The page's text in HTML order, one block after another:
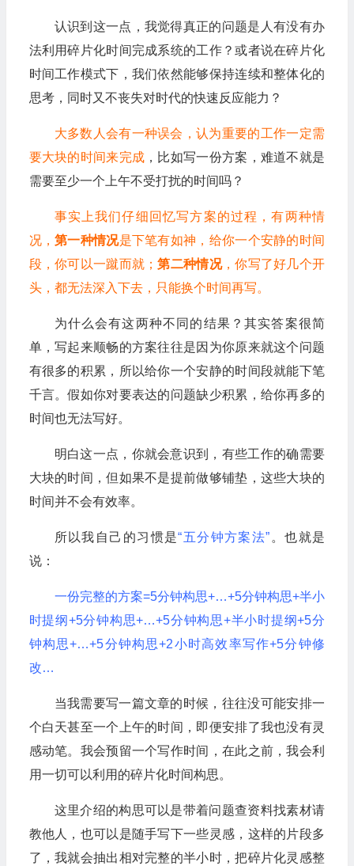
认识到这一点，我觉得真正的问题是人有没有办
法利用碎片化时间完成系统的工作？或者说在碎片化
时间工作模式下，我们依然能够保持连续和整体化的
思考，同时又不丧失对时代的快速反应能力？
大多数人会有一种误会，认为重要的工作一定需
要大块的时间来完成 ，比如写一份方案，难道不就是
需要至少一个上午不受打扰的时间吗？
事实上我们仔细回忆写方案的过程，有两种情
况，第一种情况是下笔有如神，给你一个安静的时间
段，你可以一蹴而就；第二种情况，你写了好几个开
头，都无法深入下去，只能换个时间再写。
为什么会有这两种不同的结果？其实答案很简
单，写起来顺畅的方案往往是因为你原来就这个问题
有很多的积累，所以给你一个安静的时间段就能下笔
千言。假如你对要表达的问题缺少积累，给你再多的
时间也无法写好。
明白这一点，你就会意识到，有些工作的确需要
大块的时间，但如果不是提前做够铺垫，这些大块的
时间并不会有效率。
所以我自己的习惯是“五分钟方案法” 。也就是
说：
一份完整的方案=5分钟构思+…+5分钟构思+半小
时提纲+5分钟构思+…+5分钟构思+半小时提纲+5分
钟构思+…+5分钟构思+2小时高效率写作+5分钟修
改…
当我需要写一篇文章的时候，往往没可能安排一
个白天甚至一个上午的时间，即便安排了我也没有灵
感动笔。我会预留一个写作时间，在此之前，我会利
用一切可以利用的碎片化时间构思。
这里介绍的构思可以是带着问题查资料找素材请
教他人，也可以是随手写下一些灵感，这样的片段多
了，我就会抽出相对完整的半小时，把碎片化灵感整